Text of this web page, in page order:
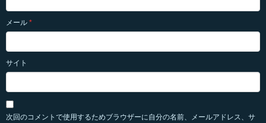
メール *
サイト
次回のコメントで使用するためブラウザーに自分の名前、メールアドレス、サ